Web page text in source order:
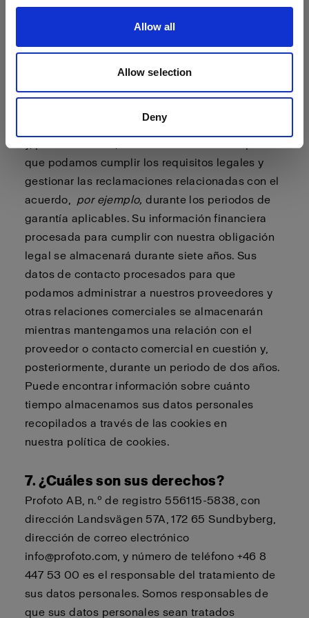
Allow all
Allow selection
Deny
período de dos años a partir de entonces, a
menos que nos haya notificado que no desea
recibir ningún tipo de marketing por nuestra
parte. Sus datos de contacto procesados para
usted se almacenarán mientras usted sea cliente
que podamos cumplir los requisitos legales y
gestionar las reclamaciones relacionadas con el
acuerdo, por ejemplo, durante los periodos de
garantía aplicables. Su información financiera
procesada para cumplir con nuestra obligación
legal se almacenará durante siete años. Sus
datos de contacto procesados para que
podamos administrar a nuestros proveedores y
otras relaciones comerciales se almacenarán
mientras mantengamos una relación con el
proveedor o contacto comercial en cuestión y,
posteriormente, durante un periodo de dos años.
Puede encontrar información sobre cuánto
tiempo almacenamos sus datos personales
recopilados a través de las cookies en
nuestra política de cookies.
7. ¿Cuáles son sus derechos?
Profoto AB, n.º de registro 556115-5838, con
dirección Landsvägen 57A, 172 65 Sundbyberg,
dirección de correo electrónico
info@profoto.com, y número de teléfono +46 8
447 53 00 es el responsable del tratamiento de
sus datos personales. Somos responsables de
que sus datos personales sean tratados